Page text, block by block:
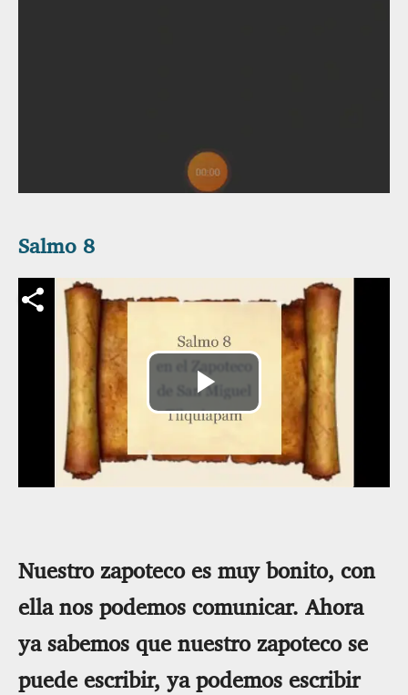
Archivo de vídeo
Reproducir
Vídeo
Salmo 8
Nuestro zapoteco es muy bonito, con
ella nos podemos comunicar. Ahora
ya sabemos que nuestro zapoteco se
puede escribir, ya podemos escribir